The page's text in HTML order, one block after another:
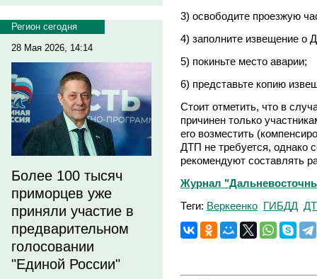
Регион сегодня
28 Мая 2026, 14:14
Более 100 тысяч
приморцев уже
приняли участие в
предварительном
голосовании
"Единой России"
3) освободите проезжую
4) заполните извещение о
5) покиньте место аварии;
6) представьте копию
Стоит отметить, что в
причинен только
его возместить
ДТП не требуется, однако
рекомендуют составлять
Журнал
Теги: Веркеенко ГИБДД